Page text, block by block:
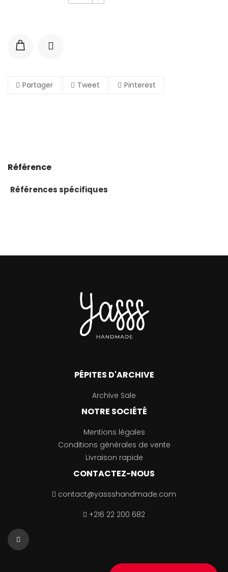
Partager Tweet Pinterest
Référence
Références spécifiques
PÉPITES D'ARCHIVE
Archive Sale
NOTRE SOCIÉTÉ
Mentions légales
Conditions générales de vente
Livraison rapide
CONTACTEZ-NOUS
contact@yassshandmade.com
+216 22 200 682